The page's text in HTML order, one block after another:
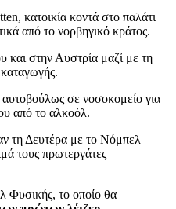
κατοικία κοντά στο παλάτι
από το νορβηγικό κράτος.
και στην Αυστρία μαζί με τη
σε νοσοκομείο για
από το αλκοόλ.
τη Δευτέρα με το Νόμπελ
τους πρωτεργάτες
Φυσικής, το οποίο θα